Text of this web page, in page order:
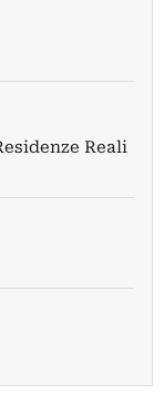
Reali